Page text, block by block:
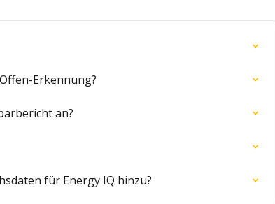
Erkennung?
an?
für Energy IQ hinzu?